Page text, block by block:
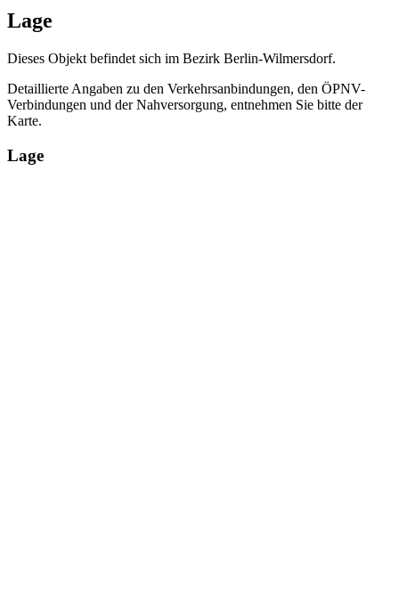
Lage
Dieses Objekt befindet sich im Bezirk Berlin-Wilmersdorf.
Detaillierte Angaben zu den Verkehrsanbindungen, den ÖPNV-
Verbindungen und der Nahversorgung, entnehmen Sie bitte der
Karte.
Lage